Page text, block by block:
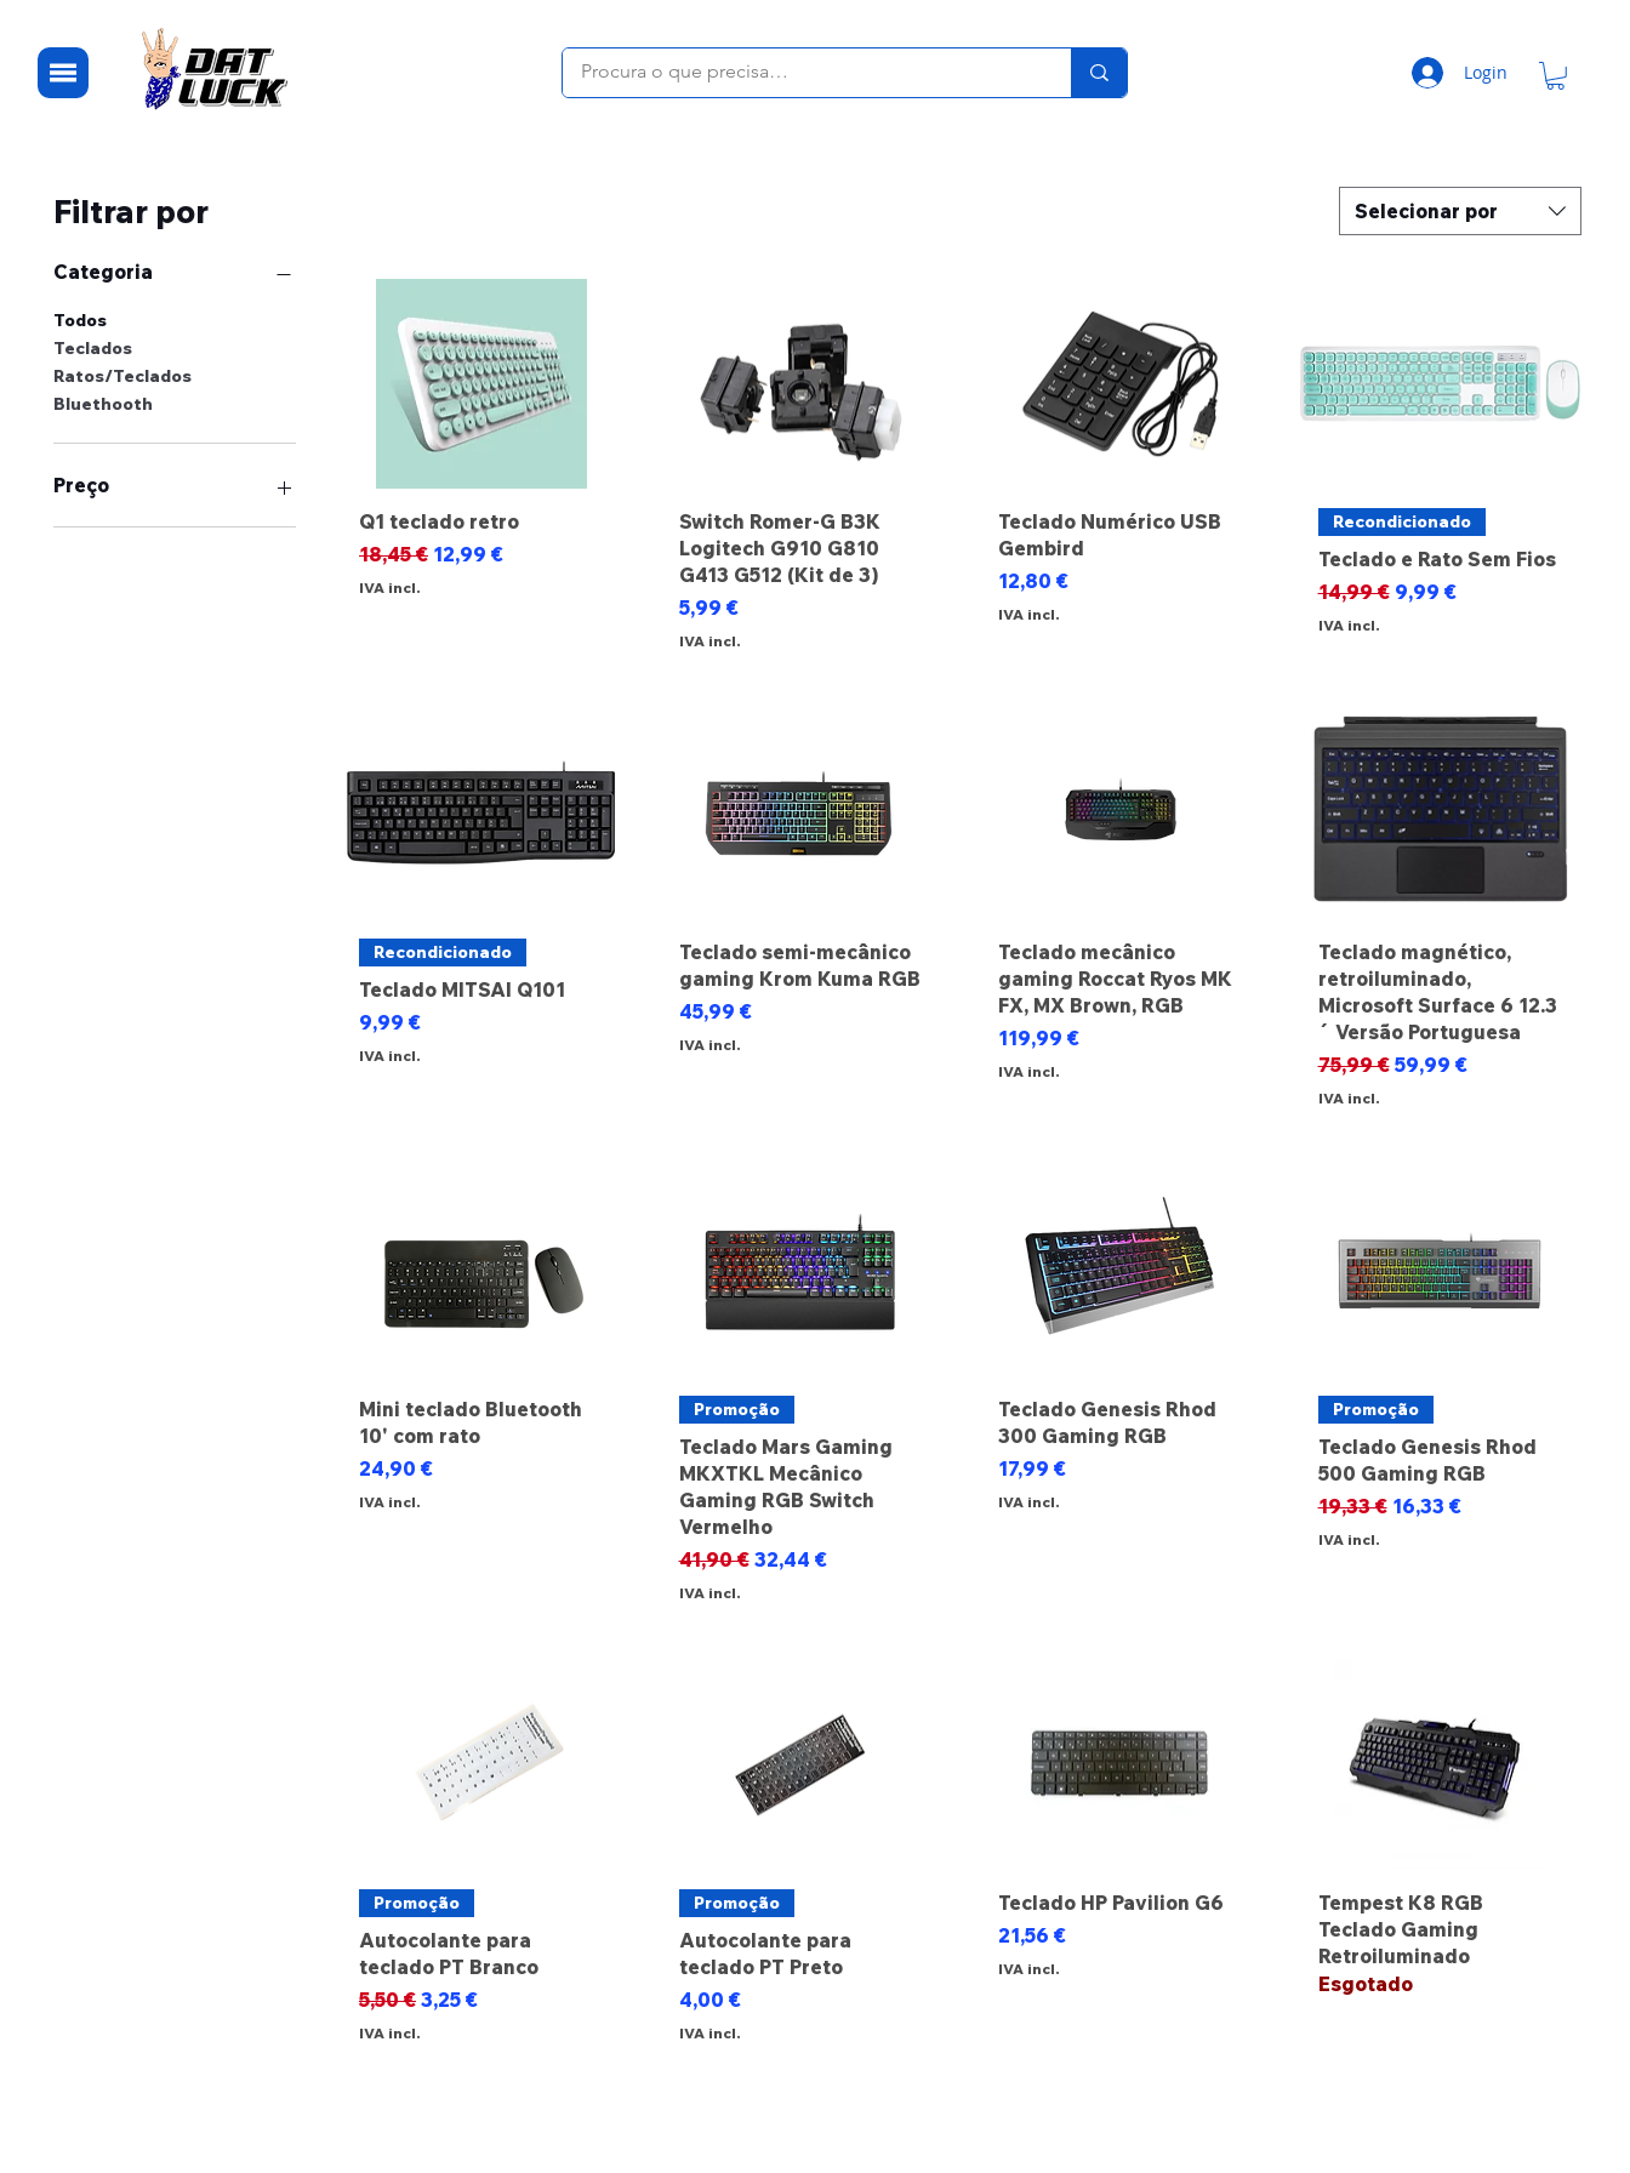
Login
Filtrar por
Categoria
Todos
Teclados
Ratos/Teclados
Bluethooth
Preço
Selecionar por
Q1 teclado retro
Preço normal
18,45 € Preço promocional
12,99 €
IVA incl.
Switch Romer-G B3K
Logitech G910 G810
G413 G512 (Kit de 3)
Preço
5,99 €
IVA incl.
Teclado Numérico USB
Gembird
Preço
12,80 €
IVA incl.
Recondicionado
Teclado e Rato Sem Fios
Preço normal
14,99 € Preço promocional
9,99 €
IVA incl.
Recondicionado
Teclado MITSAI Q101
Preço
9,99 €
IVA incl.
Teclado semi-mecânico
gaming Krom Kuma RGB
Preço
45,99 €
IVA incl.
Teclado mecânico
gaming Roccat Ryos MK
FX, MX Brown, RGB
Preço
119,99 €
IVA incl.
Teclado magnético,
retroiluminado,
Microsoft Surface 6 12.3
´ Versão Portuguesa
Preço normal
75,99 € Preço promocional
59,99 €
IVA incl.
Mini teclado Bluetooth
10' com rato
Preço
24,90 €
IVA incl.
Promoção
Teclado Mars Gaming
MKXTKL Mecânico
Gaming RGB Switch
Vermelho
Preço normal
41,90 € Preço promocional
32,44 €
IVA incl.
Teclado Genesis Rhod
300 Gaming RGB
Preço
17,99 €
IVA incl.
Promoção
Teclado Genesis Rhod
500 Gaming RGB
Preço normal
19,33 € Preço promocional
16,33 €
IVA incl.
Promoção
Autocolante para
teclado PT Branco
Preço normal
5,50 € Preço promocional
3,25 €
IVA incl.
Promoção
Autocolante para
teclado PT Preto
Preço
4,00 €
IVA incl.
Teclado HP Pavilion G6
Preço
21,56 €
IVA incl.
Tempest K8 RGB
Teclado Gaming
Retroiluminado
Esgotado